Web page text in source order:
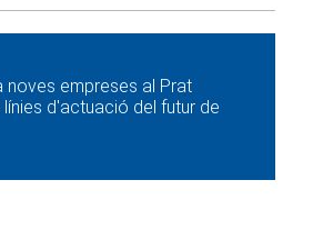
noves empreses al Prat
d'actuació del futur de